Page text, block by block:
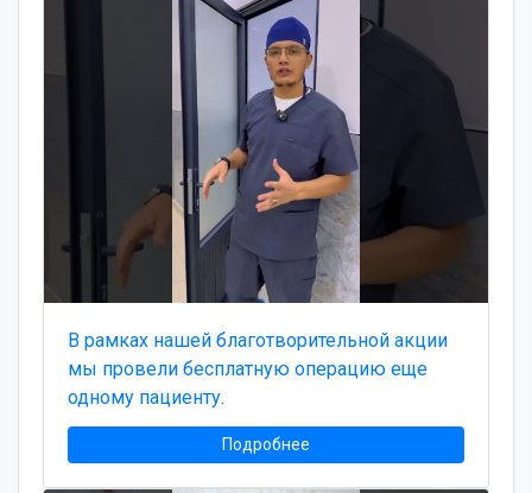
В рамках нашей благотворительной акции
мы провели бесплатную операцию еще
одному пациенту.
Подробнее